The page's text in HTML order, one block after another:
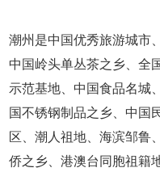
潮州是中国优秀旅游城市
中国岭头单丛茶之乡、全
示范基地、中国食品名城
国不锈钢制品之乡、中国
区、潮人祖地、海滨邹鲁
侨之乡、港澳台同胞祖籍